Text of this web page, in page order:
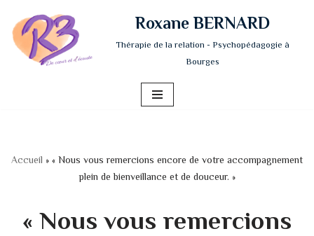
Aller
au
Roxane BERNARD
Thérapie de la relation - Psychopédagogie à
Bourges
Accueil » « Nous vous remercions encore de votre accompagnement
plein de bienveillance et de douceur. »
« Nous vous remercions